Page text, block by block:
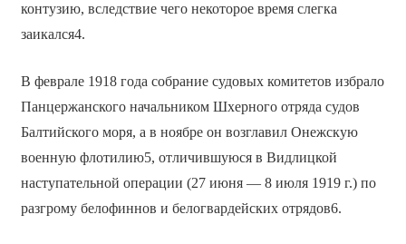
контузию, вследствие чего некоторое время слегка
заикался4.
В феврале 1918 года собрание судовых комитетов избрало
Панцержанского начальником Шхерного отряда судов
Балтийского моря, а в ноябре он возглавил Онежскую
военную флотилию5, отличившуюся в Видлицкой
наступательной операции (27 июня — 8 июля 1919 г.) по
разгрому белофиннов и белогвардейских отрядов6.